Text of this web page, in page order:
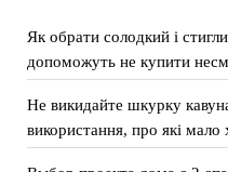
Як обрати солодкий і
допоможуть не купити
Не викидайте шкурку
використання, про які мало